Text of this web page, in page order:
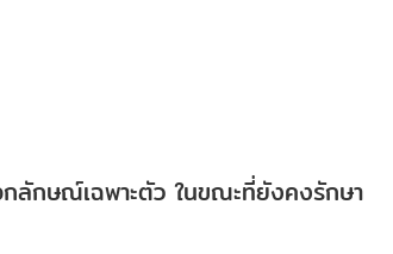
กลักษณ์เฉพาะตัว ในขณะที่ยังคงรักษา